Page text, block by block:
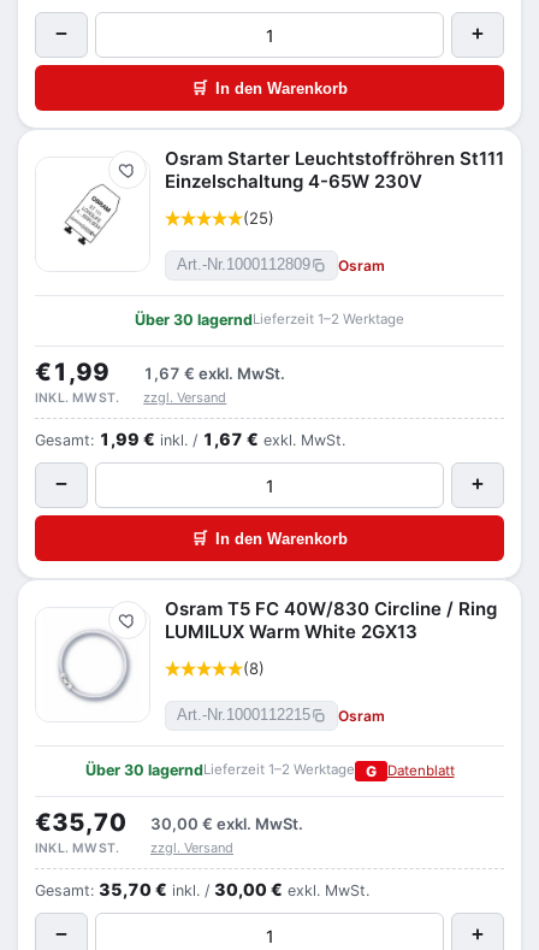
− +
🛒 In den Warenkorb
Merken
Osram Starter Leuchtstoffröhren St111
Einzelschaltung 4-65W 230V
(25)
Art.-Nr.1000112809 Osram
Über 30 lagerndLieferzeit 1–2 Werktage
€1,99 1,67 € exkl. MwSt.
INKL. MWST. zzgl. Versand
Gesamt: 1,99 € inkl. / 1,67 € exkl. MwSt.
− +
🛒 In den Warenkorb
Merken
Osram T5 FC 40W/830 Circline / Ring
LUMILUX Warm White 2GX13
(8)
Art.-Nr.1000112215 Osram
Über 30 lagerndLieferzeit 1–2 Werktage G Datenblatt
€35,70 30,00 € exkl. MwSt.
INKL. MWST. zzgl. Versand
Gesamt: 35,70 € inkl. / 30,00 € exkl. MwSt.
− +